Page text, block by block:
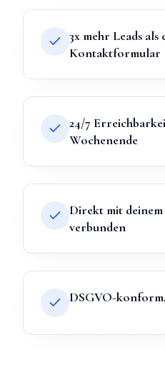
3x mehr Leads als
Kontaktformular
24/7
Wochenende
Direkt mit
verbunden
DSGVO-